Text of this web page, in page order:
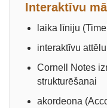
Interaktīvu
laika līniju
interaktīvu
Cornell Notes
strukturēšanai
akordeona